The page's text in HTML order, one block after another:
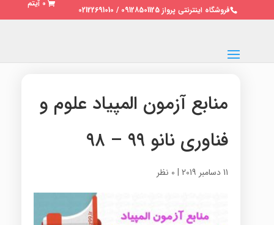
فروشگاه اینترنتی پرواز 09128501125 / 02122691010
0 آیتم
منابع آزمون المپیاد علوم و
فناوری نانو ۹۹ – ۹۸
11 دسامبر 2019 | 0 نظر